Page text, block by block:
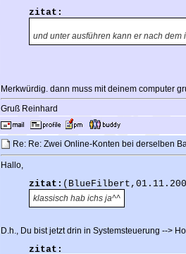
zitat:
und unter ausführen kann er nach
Merkwürdig. dann muss mit deinem computer
Gruß Reinhard
Re: Re: Zwei Online-Konten bei derselben
Hallo,
zitat:
klassisch hab ichs ja^^
D.h., Du bist jetzt drin in Systemsteuerung -->
zitat: